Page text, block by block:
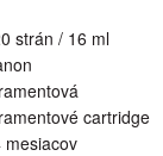
strán / 16 ml
cartridge
mesiacov